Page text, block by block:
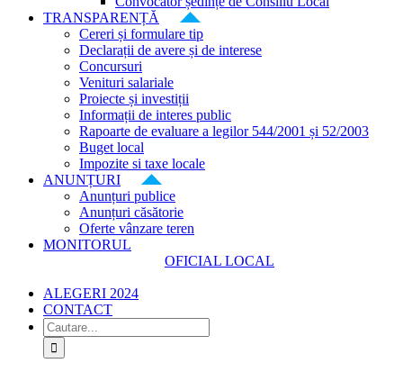
TRANSPARENȚĂ
Cereri și formulare tip
Declarații de avere și de interese
Concursuri
Venituri salariale
Proiecte și investiții
Informații de interes public
Rapoarte de evaluare a legilor 544/2001 și 52/2003
Buget local
Impozite si taxe locale
ANUNȚURI
Anunțuri publice
Anunțuri căsătorie
Oferte vânzare teren
MONITORUL
OFICIAL LOCAL
ALEGERI 2024
CONTACT
Cautare...